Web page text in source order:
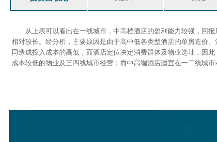
从上表可以看出在一线城市，中高档酒店的盈利能力较强，回
相对较长。经分析，主要原因是由于高中低各类型酒店的单房造价
同造成投入成本的高低，而酒店定位决定消费群体及物业选址，因
成本较低的物业及三四线城市经营；而中高端酒店适宜在一二线城